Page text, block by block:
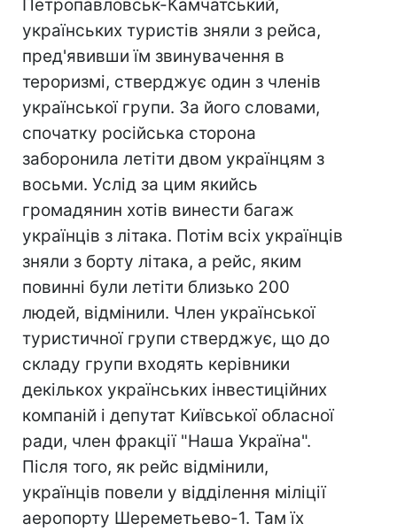
Петропавловськ-Камчатський,
українських туристів зняли з рейса,
пред'явивши їм звинувачення в
тероризмі, стверджує один з членів
української групи. За його словами,
спочатку російська сторона
заборонила летіти двом українцям з
восьми. Услід за цим якийсь
громадянин хотів винести багаж
українців з літака. Потім всіх українців
зняли з борту літака, а рейс, яким
повинні були летіти близько 200
людей, відмінили. Член української
туристичної групи стверджує, що до
складу групи входять керівники
декількох українських інвестиційних
компаній і депутат Київської обласної
ради, член фракції "Наша Україна".
Після того, як рейс відмінили,
українців повели у відділення міліції
аеропорту Шереметьево-1. Там їх